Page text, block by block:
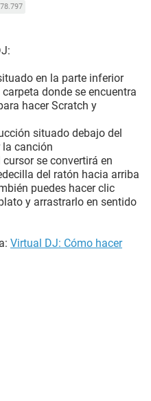
en la parte inferior
donde se encuentra
hacer Scratch y
situado debajo del
la canción
se convertirá en
del ratón hacia arriba
puedes hacer clic
y arrastrarlo en sentido
Virtual DJ: Cómo hacer